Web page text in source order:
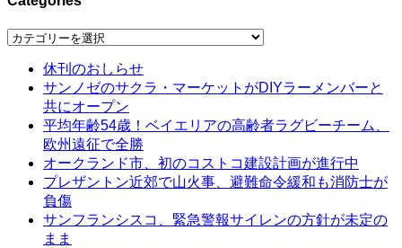
Categories
休刊のおしらせ
サンノゼのサクラ・マーケットがDIYラーメンバーと
共にオープン
平均年齢54歳！ベイエリアの高齢者ラグビーチーム、
欧州遠征で全勝
オークランド市、初のコストコ建設計画が進行中
プレザントン近郊で山火事、避難命令緩和も消防士が
負傷
サンフランシスコ、緊急警報サイレンの方針が未定の
まま